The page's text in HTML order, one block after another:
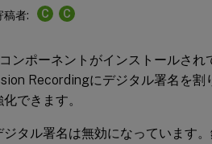
稿者: C C
ンポーネントがインストールされ
Recordingにデジタル署名を
できます。
タル署名は無効になっています